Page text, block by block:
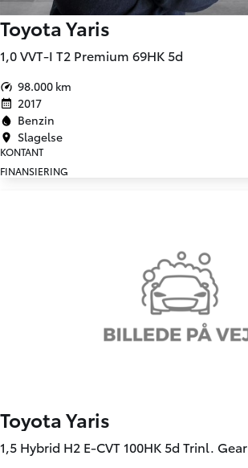
Toyota Yaris
1,0 VVT-I T2 Premium 69HK 5d
98.000 km
2017
Benzin
Slagelse
KONTANT
FINANSIERING
Toyota Yaris
1,5 Hybrid H2 E-CVT 100HK 5d Trinl. Gear